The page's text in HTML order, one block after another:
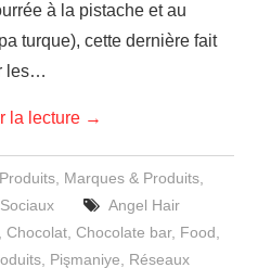
à la pistache et au
turque), cette dernière fait
les…
la lecture →
, Marques & Produits,
Angel Hair
,Chocolat ,Chocolate bar, Food
Pişmaniye
Réseaux